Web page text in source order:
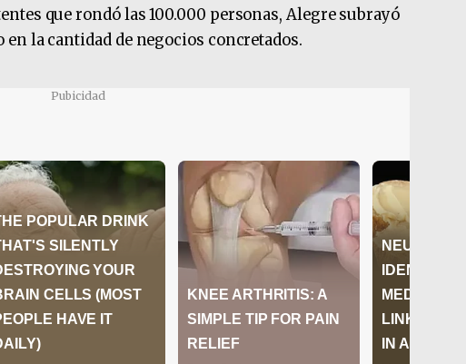
que rondó las 100.000 personas, Alegre subrayó
la cantidad de negocios concretados.
Pubicidad